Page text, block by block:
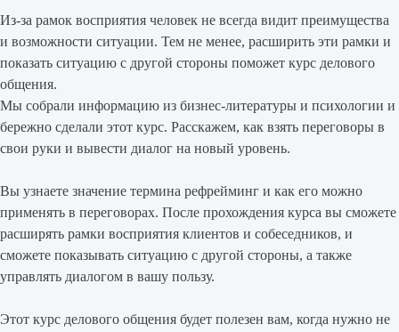
Из-за рамок восприятия человек не всегда видит преимущества
и возможности ситуации. Тем не менее, расширить эти рамки и
показать ситуацию с другой стороны поможет курс делового
общения.
Мы собрали информацию из бизнес-литературы и психологии и
бережно сделали этот курс. Расскажем, как взять переговоры в
свои руки и вывести диалог на новый уровень.
Вы узнаете значение термина рефрейминг и как его можно
применять в переговорах. После прохождения курса вы сможете
расширять рамки восприятия клиентов и собеседников, и
сможете показывать ситуацию с другой стороны, а также
управлять диалогом в вашу пользу.
Этот курс делового общения будет полезен вам, когда нужно не